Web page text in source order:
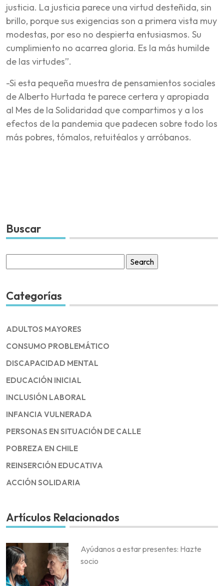
justicia. La justicia parece una virtud desteñida, sin
brillo, porque sus exigencias son a primera vista muy
modestas, por eso no despierta entusiasmos. Su
cumplimiento no acarrea gloria. Es la más humilde
de las virtudes”.
-Si esta pequeña muestra de pensamientos sociales
de Alberto Hurtada te parece certera y apropiada
al Mes de la Solidaridad que compartimos y a los
efectos de la pandemia que padecen sobre todo los
más pobres, tómalos, retuitéalos y arróbanos.
Buscar
for:
Categorías
ADULTOS MAYORES
CONSUMO PROBLEMÁTICO
DISCAPACIDAD MENTAL
EDUCACIÓN INICIAL
INCLUSIÓN LABORAL
INFANCIA VULNERADA
PERSONAS EN SITUACIÓN DE CALLE
POBREZA EN CHILE
REINSERCIÓN EDUCATIVA
ACCIÓN SOLIDARIA
Artículos Relacionados
Ayúdanos a estar presentes: Hazte
socio